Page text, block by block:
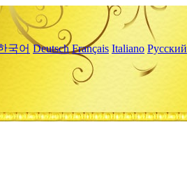
국어 Deutsch Français Italiano Русский